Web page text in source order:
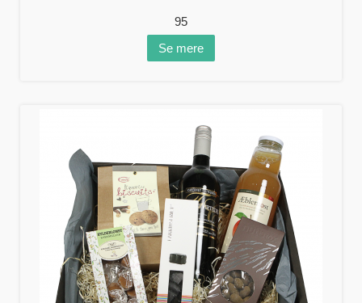
95
Se mere